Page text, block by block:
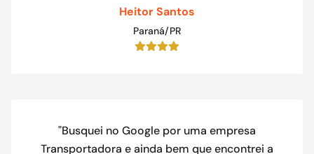
Heitor Santos
Paraná/PR
"Busquei no Google por uma empresa
Transportadora e ainda bem que encontrei a